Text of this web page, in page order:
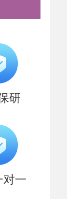
研
对一